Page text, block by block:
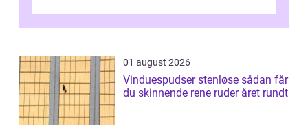
01 august 2026
Vinduespudser stenløse sådan får
du skinnende rene ruder året rundt